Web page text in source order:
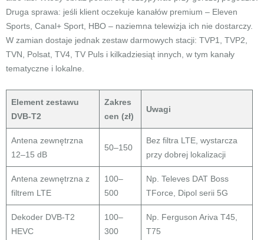
Druga sprawa: jeśli klient oczekuje kanałów premium – Eleven
Sports, Canal+ Sport, HBO – naziemna telewizja ich nie dostarczy.
W zamian dostaje jednak zestaw darmowych stacji: TVP1, TVP2,
TVN, Polsat, TV4, TV Puls i kilkadziesiąt innych, w tym kanały
tematyczne i lokalne.
Element zestawu
DVB-T2
Zakres
cen (zł)
Uwagi
Antena zewnętrzna
12–15 dB
50–150
Bez filtra LTE, wystarcza
przy dobrej lokalizacji
Antena zewnętrzna z
filtrem LTE
100–
500
Np. Televes DAT Boss
TForce, Dipol serii 5G
Dekoder DVB-T2
HEVC
100–
300
Np. Ferguson Ariva T45,
T75